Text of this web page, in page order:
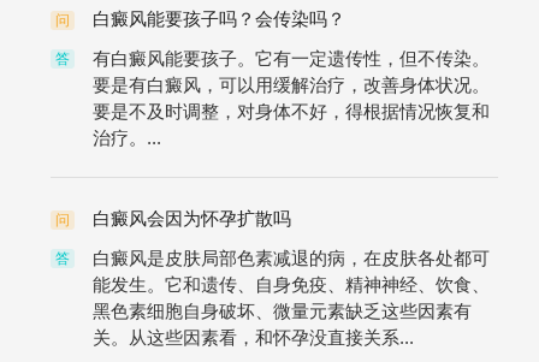
问 白癜风能要孩子吗？会传染吗？
答
有白癜风能要孩子。它有一定遗传性，但不传染。
要是有白癜风，可以用缓解治疗，改善身体状况。
要是不及时调整，对身体不好，得根据情况恢复和
治疗。...
问 白癜风会因为怀孕扩散吗
答
白癜风是皮肤局部色素减退的病，在皮肤各处都可
能发生。它和遗传、自身免疫、精神神经、饮食、
黑色素细胞自身破坏、微量元素缺乏这些因素有
关。从这些因素看，和怀孕没直接关系...